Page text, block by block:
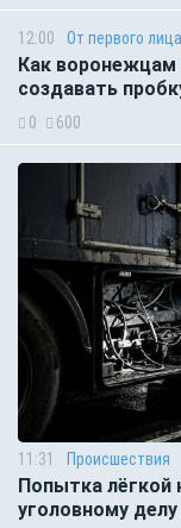
12:00 От первого лица
Как
создавать
0 600
11:31 Происшествия
Попытка
уголовному делу